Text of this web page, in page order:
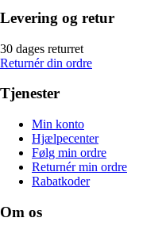
Levering og retur
30 dages returret
Returnér din ordre
Tjenester
Min konto
Hjælpecenter
Følg min ordre
Returnér min ordre
Rabatkoder
Om os